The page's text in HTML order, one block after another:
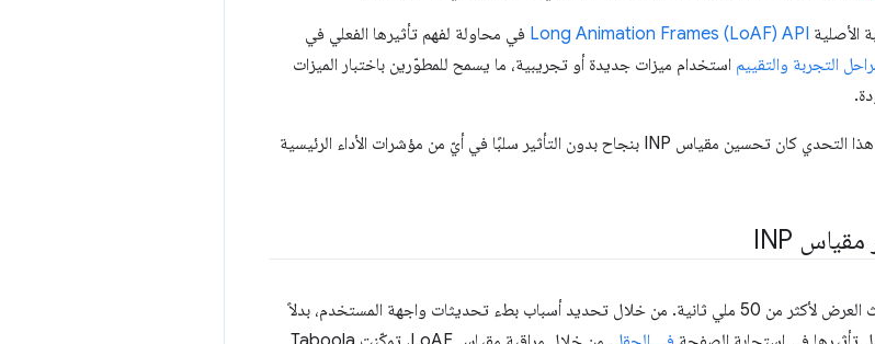
Long Animation Frames (LoAF) API في محاولة لفهم تأثيرها الفعلي في
التجربة والتقييم استخدام ميزات جديدة أو تجريبية، ما يسمح للمطوّرين باختبار الميزات
من الضروري التأكيد على أنّ الجانب الأكثر صعوبة في هذا التحدي كان تحسين مقياس INP بنجاح بدون التأثير سلبًا في أيّ من مؤشرات الأداء الرئيسية
يحدث إطار رسوم متحركة طويل عندما يتأخر تحديث العرض لأكثر من 50 ملي ثانية. من خلال تحديد أسباب بطء تحديثات واجهة المستخدم، بدلاً